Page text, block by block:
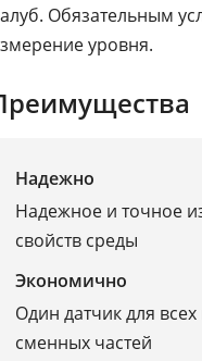
Обязательным
уровня.
Надежно
Надежное и точное
свойств среды
Экономично
Один датчик для
сменных частей